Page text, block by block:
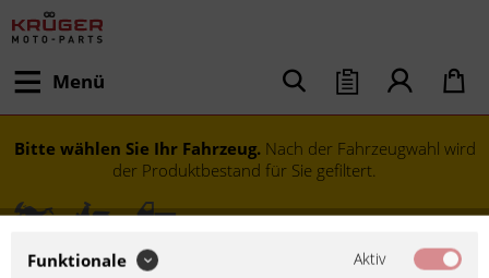
Menü
Bitte wählen Sie Ihr Fahrzeug. Nach der Fahrzeugwahl wird
der Produktbestand für Sie gefiltert.
Funktionale Aktiv